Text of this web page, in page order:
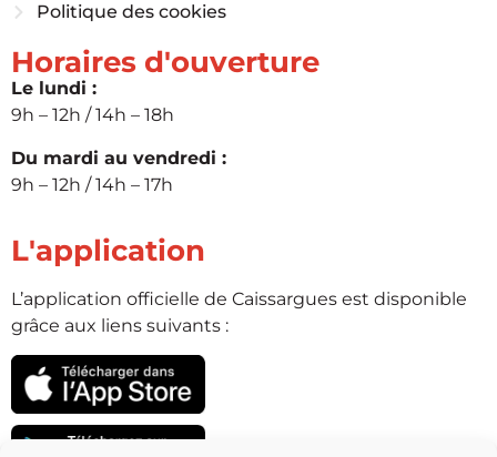
Politique des cookies
Horaires d'ouverture
Le lundi :
9h – 12h / 14h – 18h
Du mardi au vendredi :
9h – 12h / 14h – 17h
L'application
L’application officielle de Caissargues est disponible
grâce aux liens suivants :